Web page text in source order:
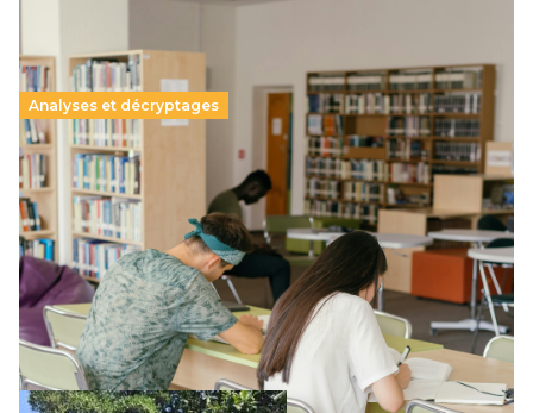
Analyses et décryptages
Supérieur privé : une dérive qui met à mal la
promesse républicaine
11 juillet 2026-
Le projet de loi sur la régulation de l’enseignement
supérieur privé met en lumière l’amplification d’un système
qui relègue l’acte pédagogique au superfétatoire, voire à…
Lire la suite →